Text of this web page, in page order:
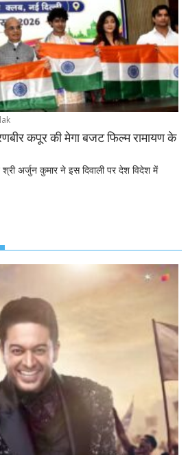
कपूर की मेगा बजट फिल्म रामायण के
अर्जुन कुमार ने इस दिवाली पर देश विदेश में